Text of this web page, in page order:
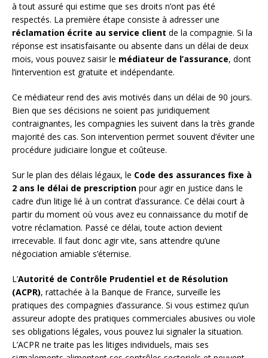
à tout assuré qui estime que ses droits n’ont pas été
respectés. La première étape consiste à adresser une
réclamation écrite au service client de la compagnie. Si la
réponse est insatisfaisante ou absente dans un délai de deux
mois, vous pouvez saisir le médiateur de l’assurance, dont
l’intervention est gratuite et indépendante.
Ce médiateur rend des avis motivés dans un délai de 90 jours.
Bien que ses décisions ne soient pas juridiquement
contraignantes, les compagnies les suivent dans la très grande
majorité des cas. Son intervention permet souvent d’éviter une
procédure judiciaire longue et coûteuse.
Sur le plan des délais légaux, le Code des assurances fixe à
2 ans le délai de prescription pour agir en justice dans le
cadre d’un litige lié à un contrat d’assurance. Ce délai court à
partir du moment où vous avez eu connaissance du motif de
votre réclamation. Passé ce délai, toute action devient
irrecevable. Il faut donc agir vite, sans attendre qu’une
négociation amiable s’éternise.
L’Autorité de Contrôle Prudentiel et de Résolution
(ACPR), rattachée à la Banque de France, surveille les
pratiques des compagnies d’assurance. Si vous estimez qu’un
assureur adopte des pratiques commerciales abusives ou viole
ses obligations légales, vous pouvez lui signaler la situation.
L’ACPR ne traite pas les litiges individuels, mais ses